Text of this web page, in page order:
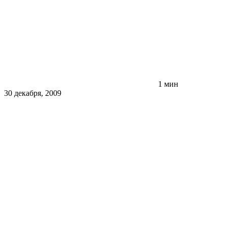
1 мин
30 декабря, 2009